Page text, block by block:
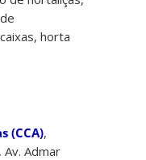
horta
(CCA),
Admar